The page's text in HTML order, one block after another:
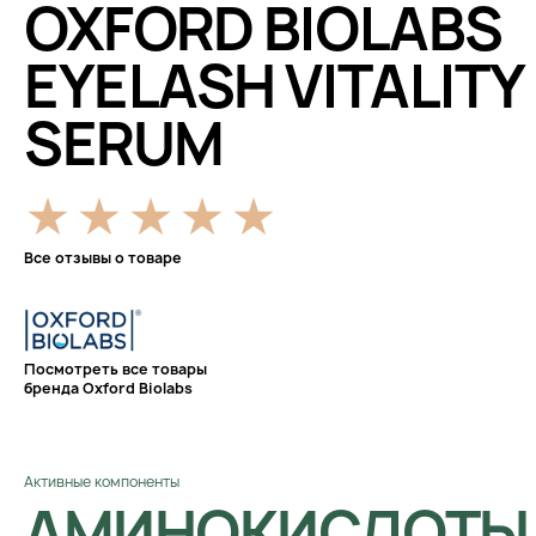
OXFORD BIOLABS
EYELASH VITALITY
SERUM
Все отзывы о товаре
Посмотреть все товары
бренда Oxford Biolabs
Активные компоненты